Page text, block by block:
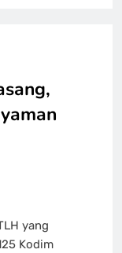
yang
Kodim